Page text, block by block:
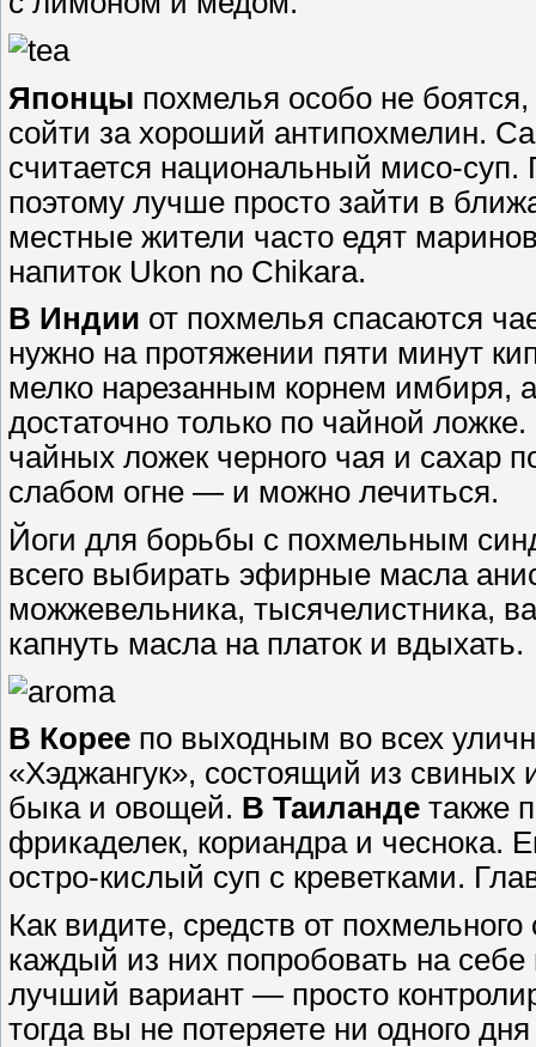
Японцы похмелья особо не
сойти за хороший антипохмелин.
считается национальный мисо-суп.
поэтому лучше просто зайти в
местные жители часто едят
напиток Ukon no Chikara.
В Индии от похмелья спасаются
нужно на протяжении пяти минут
мелко нарезанным корнем имбиря,
достаточно только по чайной
чайных ложек черного чая и сахар
слабом огне ― и можно лечиться.
Йоги для борьбы с похмельным
всего выбирать эфирные масла
можжевельника, тысячелистника,
капнуть масла на платок и вдыхать.
В Корее по выходным во всех
«Хэджангук», состоящий из свиных
быка и овощей. В Таиланде также
фрикаделек, кориандра и
остро-кислый суп с креветками.
Как видите, средств от
каждый из них попробовать на
лучший вариант ― просто
тогда вы не потеряете ни одного